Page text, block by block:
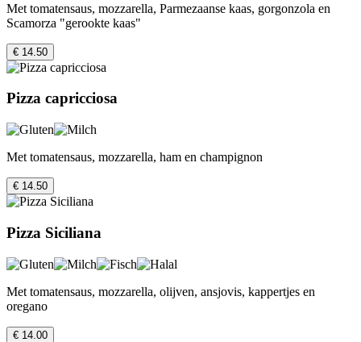
Met tomatensaus, mozzarella, Parmezaanse kaas, gorgonzola en
Scamorza "gerookte kaas"
€ 14.50
Pizza capricciosa
Met tomatensaus, mozzarella, ham en champignon
€ 14.50
Pizza Siciliana
Met tomatensaus, mozzarella, olijven, ansjovis, kappertjes en
oregano
€ 14.00